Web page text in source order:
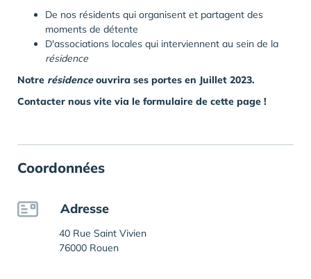
De nos résidents qui organisent et partagent des
moments de détente
D'associations locales qui interviennent au sein de la
résidence
Notre résidenceouvrira ses portes en Juillet 2023.
Contacter nous vite via le formulaire de cette page !
Coordonnées
Adresse
40 Rue Saint Vivien
76000 Rouen